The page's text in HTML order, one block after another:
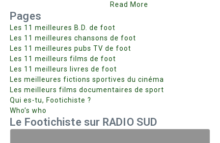
Read More
Pages
Les 11 meilleures B.D. de foot
Les 11 meilleures chansons de foot
Les 11 meilleures pubs TV de foot
Les 11 meilleurs films de foot
Les 11 meilleurs livres de foot
Les meilleures fictions sportives du cinéma
Les meilleurs films documentaires de sport
Qui es-tu, Footichiste ?
Who’s who
Le Footichiste sur RADIO SUD